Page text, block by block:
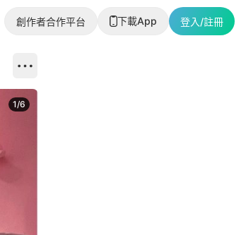
創作者合作平台 下載App 登入/註冊
1/6